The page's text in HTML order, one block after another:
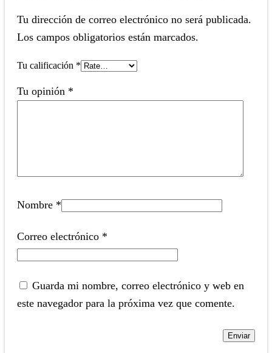
Tu dirección de correo electrónico no será publicada.
Los campos obligatorios están marcados.
Tu calificación *
Tu opinión *
Nombre *
Correo electrónico *
Guarda mi nombre, correo electrónico y web en
este navegador para la próxima vez que comente.